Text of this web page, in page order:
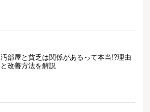
汚部屋と貧乏は関係があるって本当!?理由
と改善方法を解説